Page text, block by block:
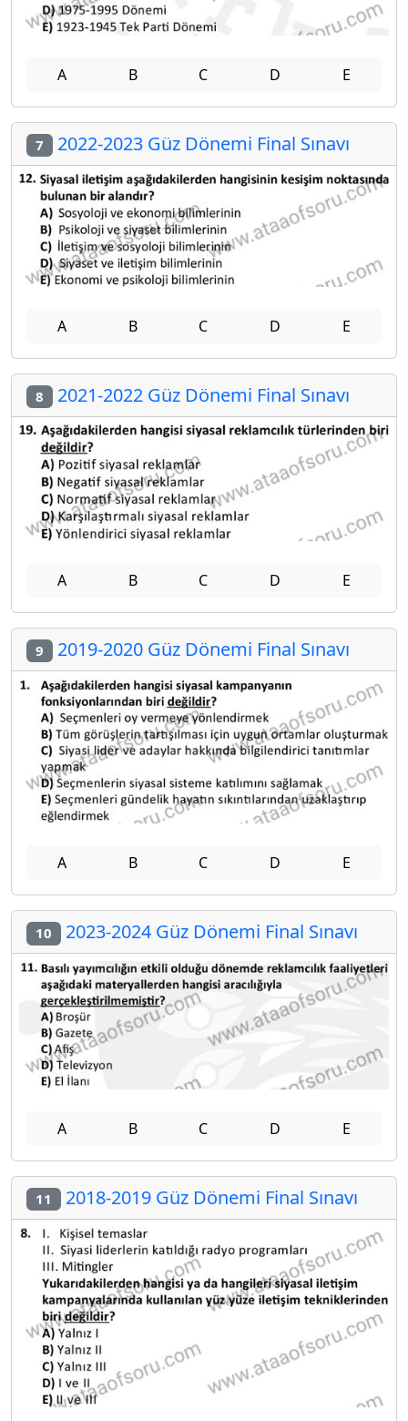
A B C D E
7 2022-2023 Güz Dönemi Final Sınavı
A B C D E
8 2021-2022 Güz Dönemi Final Sınavı
A B C D E
9 2019-2020 Güz Dönemi Final Sınavı
A B C D E
10 2023-2024 Güz Dönemi Final Sınavı
A B C D E
11 2018-2019 Güz Dönemi Final Sınavı